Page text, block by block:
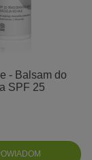
- Balsam do
SPF 25